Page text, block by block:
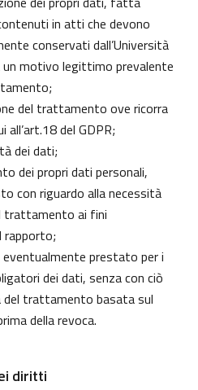
in atti che devono
conservati dall’Università
motivo legittimo prevalente
del trattamento ove ricorra
all’art.18 del GDPR;
dei dati;
dei propri dati personali,
con riguardo alla necessità
trattamento ai fini
rapporto;
prestato per i
dei dati, senza con ciò
del trattamento basata sul
della revoca.
diritti